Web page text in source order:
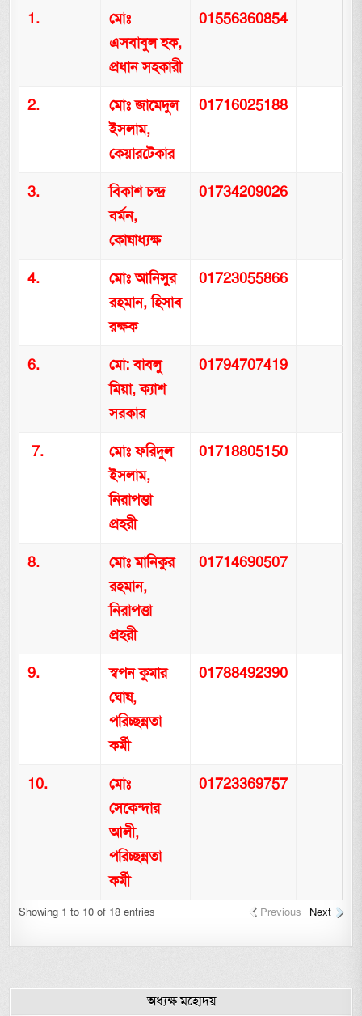
1.
মোঃ
এসবাবুল হক,
প্রধান সহকারী
01556360854
2.
মোঃ জামেদুল
ইসলাম,
কেয়ারটেকার
01716025188
3.
বিকাশ চন্দ্র
বর্মন,
কোষাধ্যক্ষ
01734209026
4.
মোঃ আনিসুর
রহমান, হিসাব
রক্ষক
01723055866
6.
মো: বাবলু
মিয়া, ক্যাশ
সরকার
01794707419
7.
মোঃ ফরিদুল
ইসলাম,
নিরাপত্তা
প্রহরী
01718805150
8.
মোঃ মানিকুর
রহমান,
নিরাপত্তা
প্রহরী
01714690507
9.
স্বপন কুমার
ঘোষ,
পরিচ্ছন্নতা
কর্মী
01788492390
10.
মোঃ
সেকেন্দার
আলী,
পরিচ্ছন্নতা
কর্মী
01723369757
Showing 1 to 10 of 18 entries Previous Next
অধ্যক্ষ মহোদয়